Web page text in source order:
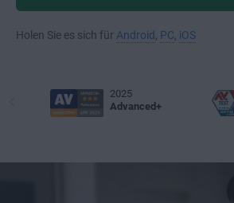
Holen Sie es sich für Android PC iOS
2025
Advanced+